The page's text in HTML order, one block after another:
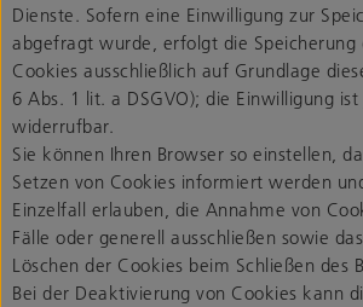
Dienste. Sofern eine Einwilligung zur
abgefragt wurde, erfolgt die
Cookies ausschließlich auf Grundlage
6 Abs. 1 lit. a DSGVO); die Einwilligung
widerrufbar.
Sie können Ihren Browser so einstellen,
Setzen von Cookies informiert werden
Einzelfall erlauben, die Annahme von
Fälle oder generell ausschließen sowie
Löschen der Cookies beim Schließen des
Bei der Deaktivierung von Cookies kann